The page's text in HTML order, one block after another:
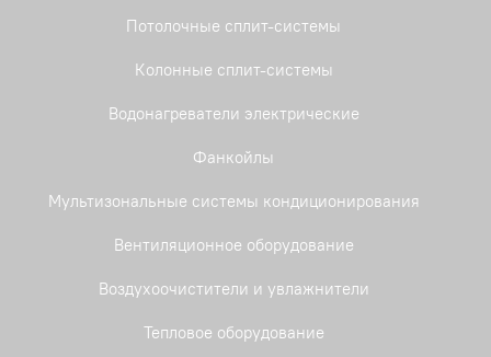
Потолочные сплит-системы
Колонные сплит-системы
Водонагреватели электрические
Фанкойлы
Мультизональные системы кондиционирования
Вентиляционное оборудование
Воздухоочистители и увлажнители
Тепловое оборудование